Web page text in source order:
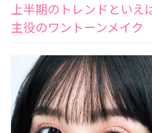
上半期のトレンドといえ
主役のワントーンメイク